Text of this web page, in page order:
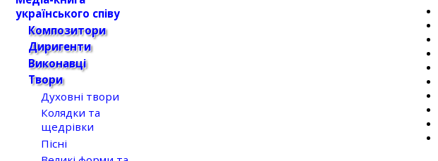
українського співу
Композитори
Диригенти
Виконавці
Твори
Духовні твори
Колядки та
щедрівки
Пісні